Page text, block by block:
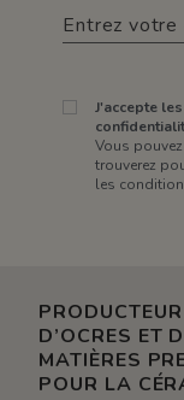
J'accepte
Vous
trouverez
les
D’OCRES ET
MATIÈRES
POUR LA